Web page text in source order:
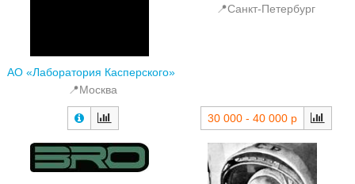
АО «Лаборатория Касперского»
📍Москва
📍Санкт-Петербург
30 000 - 40 000 р